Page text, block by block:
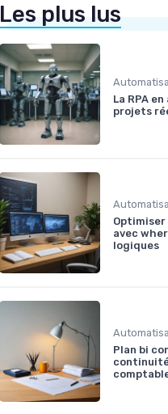
Les plus lus
La RPA
projets
avec
logiques
Plan bi